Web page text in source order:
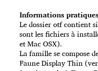
Informations
Le dossier otf contient
sont les fichiers à
et Mac OSX).
La famille se compose
Faune Display Thin